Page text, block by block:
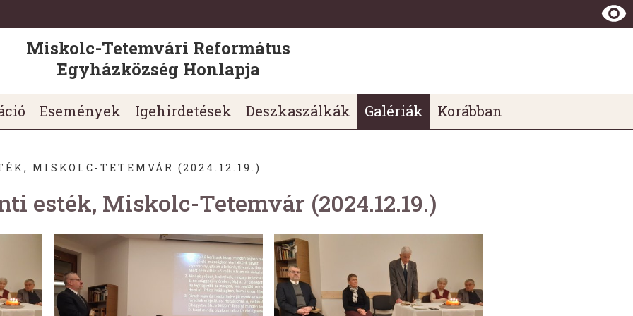
Miskolc-Tetemvári Református
Egyházközség Honlapja
Események Igehirdetések Deszkaszálkák Galériák Korábban
MISKOLC-TETEMVÁR (2024.12.19.)
esték, Miskolc-Tetemvár (2024.12.19.)